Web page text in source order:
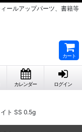
ールアップパーツ、書籍等
カート
カレンダー ログイン
ト SS 0.5g